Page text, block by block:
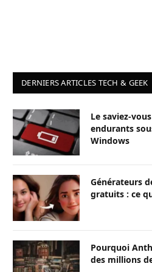
DERNIERS ARTICLES TECH & GEEK
Le saviez-
endurants
Windows
Générateurs
gratuits : ce
Pourquoi
des millions